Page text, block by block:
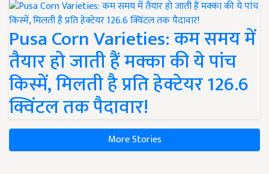
Pusa Corn Varieties: कम समय में
तैयार हो जाती हैं मक्का की ये पांच
किस्में, मिलती है प्रति हेक्टेयर 126.6
क्विंटल तक पैदावार!
More Stories